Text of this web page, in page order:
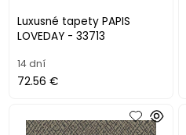
Luxusné tapety PAPIS
LOVEDAY - 33713
14 dní
72.56 €